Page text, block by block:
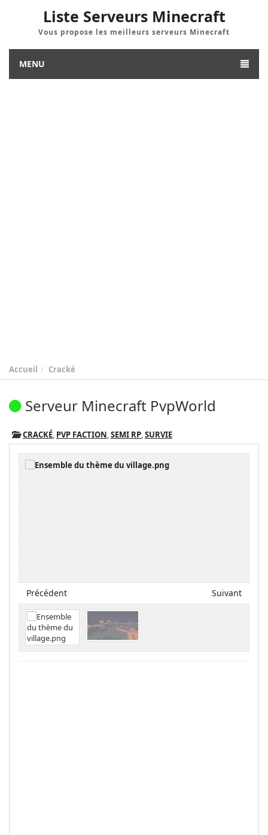
Liste Serveurs Minecraft
Vous propose les meilleurs serveurs Minecraft
MENU
Accueil Cracké
Serveur Minecraft PvpWorld
CRACKÉ, PVP FACTION,SEMI RP,SURVIE
Précédent Suivant